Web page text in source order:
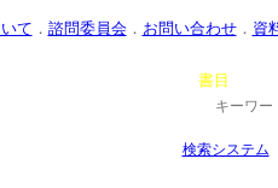
て ． 諮問委員会． お問い合わせ． 資
書目
検索システム